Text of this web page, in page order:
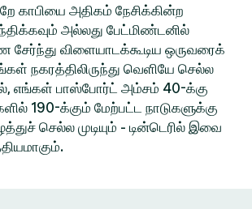
காபியை அதிகம் நேசிக்கின்ற
அல்லது பேட்மிண்டனில்
விளையாடக்கூடிய ஒருவரைக்
நகரத்திலிருந்து வெளியே செல்ல
எங்கள் பாஸ்போர்ட் அம்சம் 40-க்கு
190-க்கும் மேற்பட்ட நாடுகளுக்கு
செல்ல முடியும் - டின்டெரில் இவை